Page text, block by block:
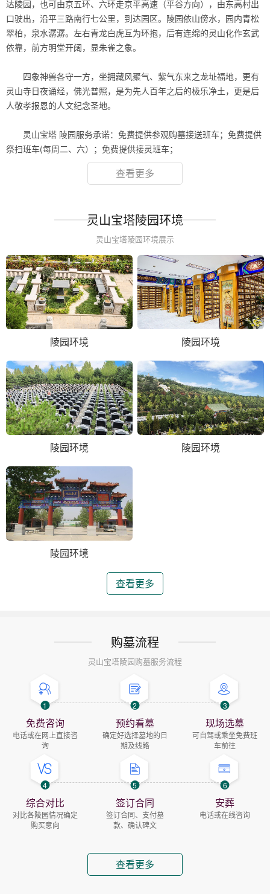
达陵园，也可由京五环、六环走京平高速（平谷方向），由东高村出
口驶出，沿平三路南行七公里，到达园区。陵园依山傍水，园内青松
翠柏，泉水潺潺。左右青龙白虎互为环抱，后有连绵的灵山化作玄武
依靠，前方明堂开阔，显朱雀之象。
四象神兽各守一方，坐拥藏风聚气、紫气东来之龙址福地，更有
灵山寺日夜诵经，佛光普照，是为先人百年之后的极乐净土，更是后
人敬孝报恩的人文纪念圣地。
灵山宝塔 陵园服务承诺：免费提供参观购墓接送班车；免费提供
祭扫班车(每周二、六）；免费提供接灵班车；
查看更多
灵山宝塔陵园环境
灵山宝塔陵园环境展示
陵园环境 陵园环境
陵园环境 陵园环境
陵园环境
查看更多
购墓流程
灵山宝塔陵园购墓服务流程
1
免费咨询
电话或在网上直接咨
询
2
预约看墓
确定好选择墓地的日
期及线路
3
现场选墓
可自驾或乘坐免费班
车前往
4
综合对比
对比各陵园情况确定
购买意向
5
签订合同
签订合同、支付墓
款、确认碑文
6
安葬
电话或在线咨询
查看更多